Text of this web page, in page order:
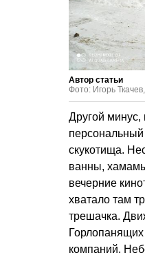
Автор статьи
Фото: Игорь
Другой минус,
скукотища.
ванны,
вечерние
хватало там
трешачка.
компаний.